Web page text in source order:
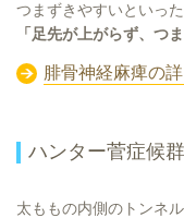
つまずきやすいといった
「足先が上がらず、つ
腓骨神経麻痺の
ハンター菅症候群
太ももの内側のトンネ